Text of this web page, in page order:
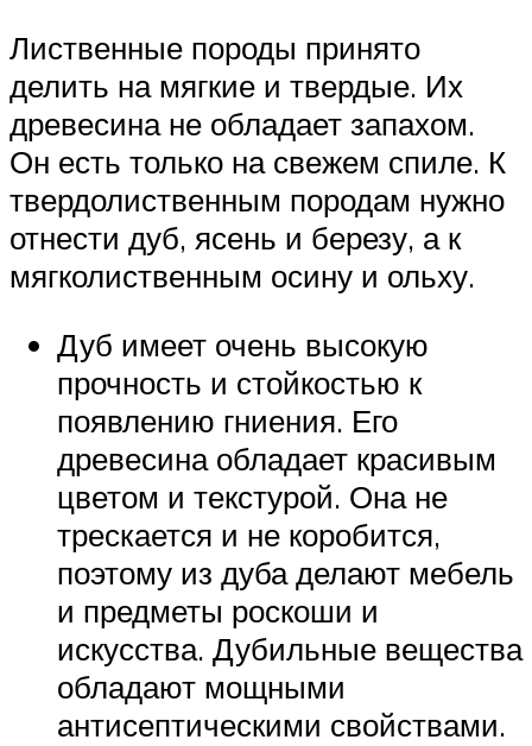
Лиственные породы принято
делить на мягкие и твердые. Их
древесина не обладает запахом.
Он есть только на свежем спиле. К
твердолиственным породам нужно
отнести дуб, ясень и березу, а к
мягколиственным осину и ольху.
Дуб имеет очень высокую
прочность и стойкостью к
появлению гниения. Его
древесина обладает красивым
цветом и текстурой. Она не
трескается и не коробится,
поэтому из дуба делают мебель
и предметы роскоши и
искусства. Дубильные вещества
обладают мощными
антисептическими свойствами.